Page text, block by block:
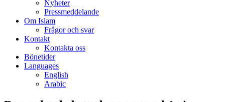
Nyheter
Pressmeddelande
Om Islam
Frågor och svar
Kontakt
Kontakta oss
Bönetider
Languages
English
Arabic